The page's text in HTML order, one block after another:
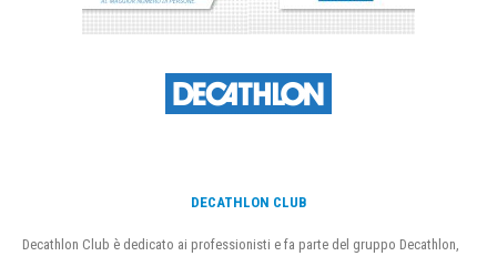
DECATHLON CLUB
Decathlon Club è dedicato ai professionisti e fa parte del gruppo Decathlon,